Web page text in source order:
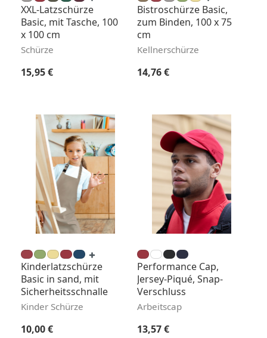
XXL-Latzschürze
Basic, mit Tasche, 100
x 100 cm
Schürze
Regulärer Preis:
15,95 €
Bistroschürze Basic,
zum Binden, 100 x 75
cm
Kellnerschürze
Regulärer Preis:
14,76 €
Kinderlatzschürze
Basic in sand, mit
Sicherheitsschnalle
Kinder Schürze
Regulärer Preis:
10,00 €
Performance Cap,
Jersey-Piqué, Snap-
Verschluss
Arbeitscap
Regulärer Preis:
13,57 €